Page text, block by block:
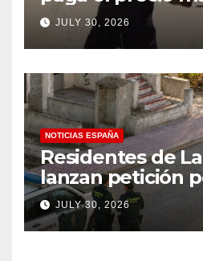
después de
a un tiroteo con
condado de Los
(VIDEO) * The
Pundit * por
Linebarger
JULY 30, 2026
NOTICIAS ESPAÑA
Residentes de
lanzan petición
disminución
servicios básicos
Leader
JULY 30, 2026